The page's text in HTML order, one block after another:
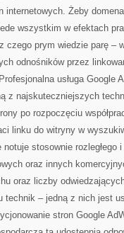
internetowych. Żeby
wszystkim w efektach
czego prym wiedzie parę –
odnośników przez
usługa
z najskuteczniejszych
po rozpoczęciu
linku do witryny w
stosownie
oraz innych
oraz liczby
technik – jedną z nich jest
stron Google